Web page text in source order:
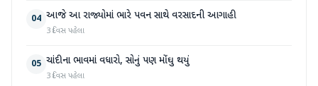
04 આજે આ રાજ્યોમાં ભારે પવન સાથે વરસાદની આગાહી
3 દિવસ પહેલા
05 ચાંદીના ભાવમાં વધારો, સોનું પણ મોંઘુ થયું
3 દિવસ પહેલા